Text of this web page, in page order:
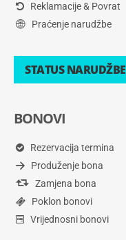
Reklamacije & Povrat
Praćenje narudžbe
STATUS NARUDŽBE
BONOVI
Rezervacija termina
Produženje bona
Zamjena bona
Poklon bonovi
Vrijednosni bonovi